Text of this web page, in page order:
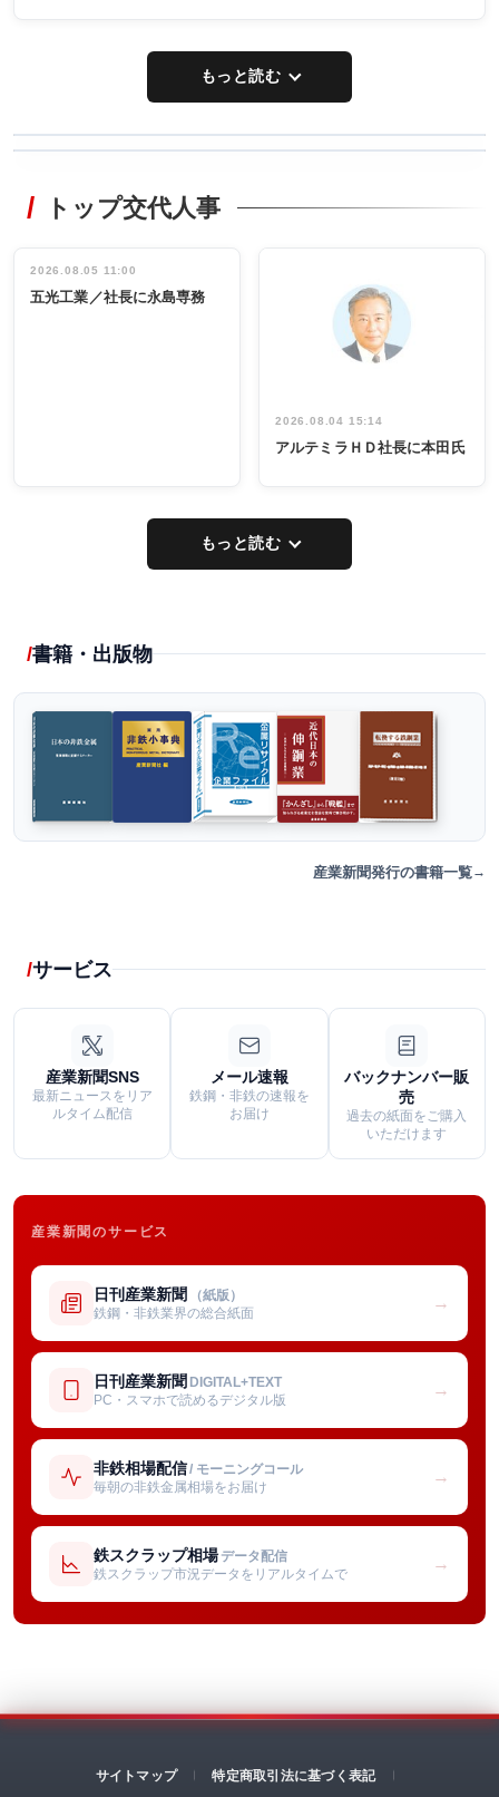
もっと読む
非鉄業界で
インタビュ
ー／社内ア
タックトレー
祝う 業界関
係者ら220人
出席
トップ交代人事
2026.08.05 11:00
五光工業／社長に永島専務
2026.08.04 15:14
アルテミラＨＤ社長に本田氏
もっと読む
書籍・出版物
産業新聞発行の書籍一覧
サービス
産業新聞SNS
最新ニュースをリア
ルタイム配信
メール速報
鉄鋼・非鉄の速報を
お届け
バックナンバー販
売
過去の紙面をご購入
いただけます
産業新聞のサービス
日刊産業新聞 （紙版）
鉄鋼・非鉄業界の総合紙面
→
日刊産業新聞 DIGITAL+TEXT
PC・スマホで読めるデジタル版
→
非鉄相場配信/ モーニングコール
毎朝の非鉄金属相場をお届け
→
鉄スクラップ相場 データ配信
鉄スクラップ市況データをリアルタイムで
→
サイトマップ 特定商取引法に基づく表記